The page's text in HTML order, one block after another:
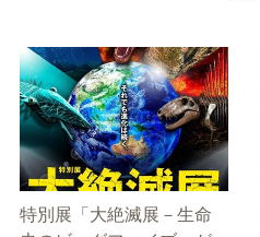
特別展「大絶滅展－生命